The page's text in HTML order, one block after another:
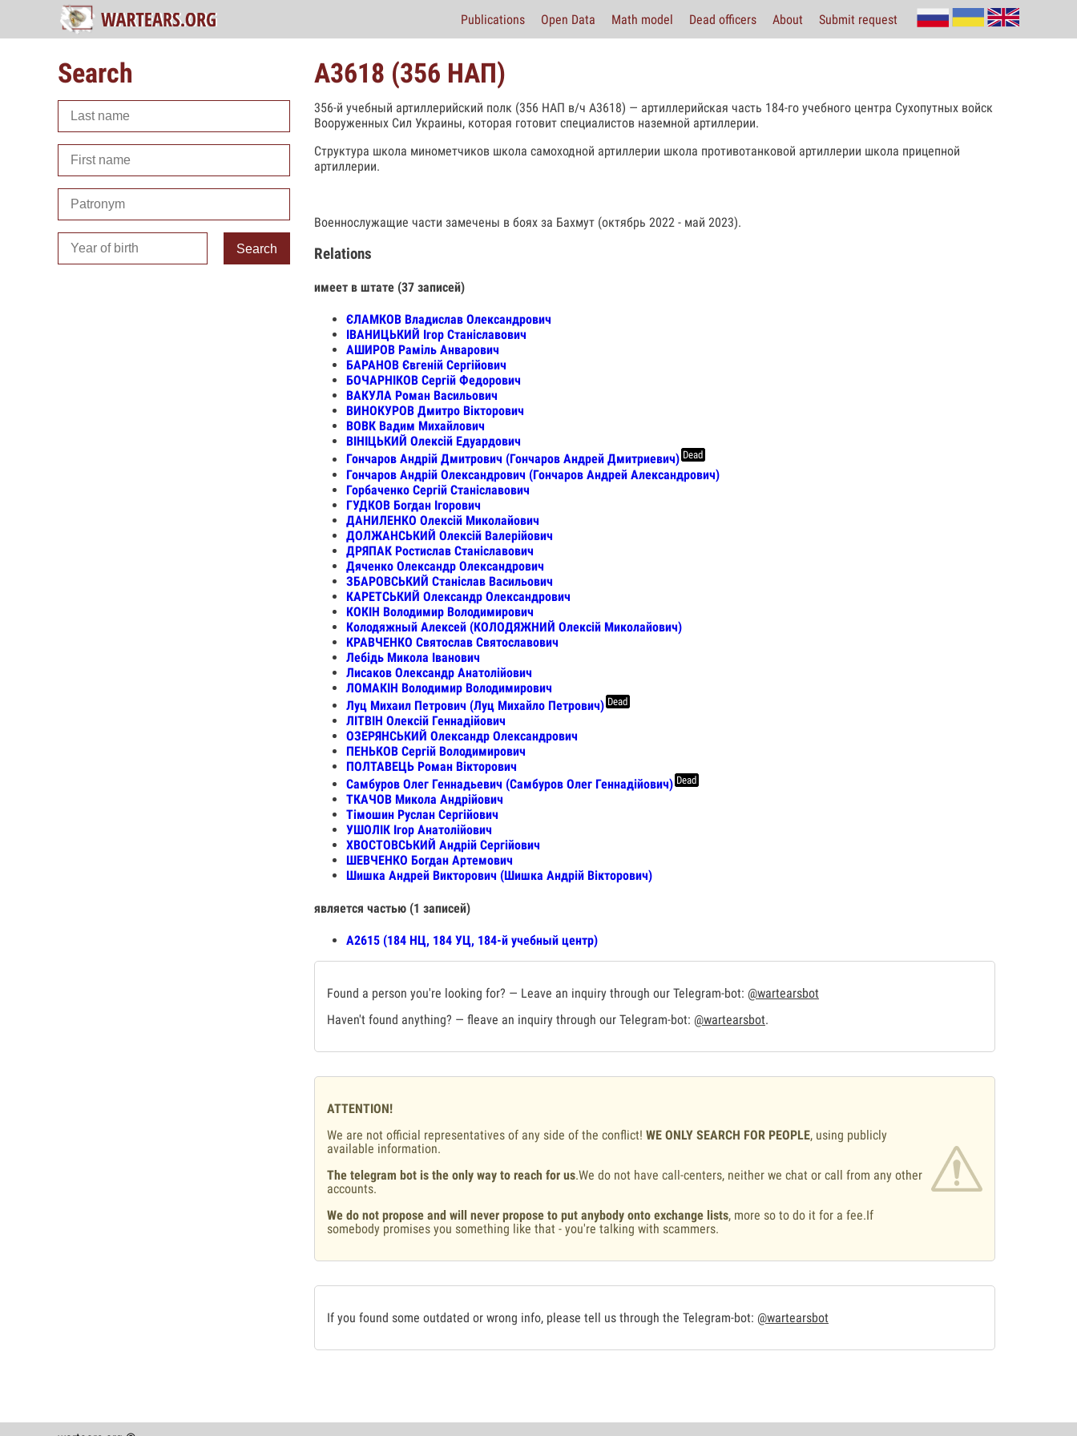
Publications Open Data Math model Dead officers About Submit request
Search
Search
А3618 (356 НАП)
356-й учебный артиллерийский полк (356 НАП в/ч А3618) — артиллерийская часть 184-го учебного центра Сухопутных войск
Вооруженных Сил Украины, которая готовит специалистов наземной артиллерии.
Структура школа минометчиков школа самоходной артиллерии школа противотанковой артиллерии школа прицепной
артиллерии.
Военнослужащие части замечены в боях за Бахмут (октябрь 2022 - май 2023).
Relations
имеет в штате (37 записей)
ЄЛАМКОВ Владислав Олександрович
ІВАНИЦЬКИЙ Ігор Станіславович
АШИРОВ Раміль Анварович
БАРАНОВ Євгеній Сергійович
БОЧАРНІКОВ Сергій Федорович
ВАКУЛА Роман Васильович
ВИНОКУРОВ Дмитро Вікторович
ВОВК Вадим Михайлович
ВІНІЦЬКИЙ Олексій Едуардович
Гончаров Андрій Дмитрович (Гончаров Андрей Дмитриевич) Dead
Гончаров Андрій Олександрович (Гончаров Андрей Александрович)
Горбаченко Сергій Станіславович
ГУДКОВ Богдан Ігорович
ДАНИЛЕНКО Олексій Миколайович
ДОЛЖАНСЬКИЙ Олексій Валерійович
ДРЯПАК Ростислав Станіславович
Дяченко Олександр Олександрович
ЗБАРОВСЬКИЙ Станіслав Васильович
КАРЕТСЬКИЙ Олександр Олександрович
КОКІН Володимир Володимирович
Колодяжный Алексей (КОЛОДЯЖНИЙ Олексій Миколайович)
КРАВЧЕНКО Святослав Святославович
Лебідь Микола Іванович
Лисаков Олександр Анатолійович
ЛОМАКІН Володимир Володимирович
Луц Михаил Петрович (Луц Михайло Петрович) Dead
ЛІТВІН Олексій Геннадійович
ОЗЕРЯНСЬКИЙ Олександр Олександрович
ПЕНЬКОВ Сергій Володимирович
ПОЛТАВЕЦЬ Роман Вікторович
Самбуров Олег Геннадьевич (Самбуров Олег Геннадійович) Dead
ТКАЧОВ Микола Андрійович
Тімошин Руслан Сергійович
УШОЛІК Ігор Анатолійович
ХВОСТОВСЬКИЙ Андрій Сергійович
ШЕВЧЕНКО Богдан Артемович
Шишка Андрей Викторович (Шишка Андрій Вікторович)
является частью (1 записей)
А2615 (184 НЦ, 184 УЦ, 184-й учебный центр)
Found a person you're looking for? — Leave an inquiry through our Telegram-bot: @wartearsbot
Haven't found anything? — fleave an inquiry through our Telegram-bot: @wartearsbot.
ATTENTION!
We are not official representatives of any side of the conflict! WE ONLY SEARCH FOR PEOPLE, using publicly
available information.
The telegram bot is the only way to reach for us.We do not have call-centers, neither we chat or call from any other
accounts.
We do not propose and will never propose to put anybody onto exchange lists, more so to do it for a fee.If
somebody promises you something like that - you're talking with scammers.
If you found some outdated or wrong info, please tell us through the Telegram-bot: @wartearsbot